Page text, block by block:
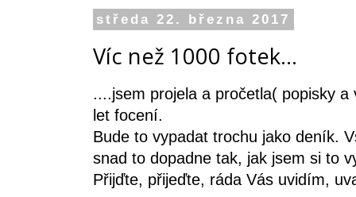
středa 22. března 2017
Víc než 1000 fotek...
....jsem projela a pročetla( popisky
let focení.
Bude to vypadat trochu jako deník.
snad to dopadne tak, jak jsem si to
Přijďte, přijeďte, ráda Vás uvidím,